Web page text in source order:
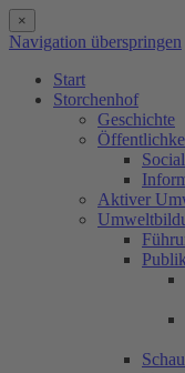
×
Navigation überspringen
Start
Storchenhof
Geschichte
Aktiver